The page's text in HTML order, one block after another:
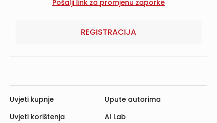
REGISTRACIJA
Uvjeti kupnje
Uvjeti korištenja
Upute autorima
AI Lab